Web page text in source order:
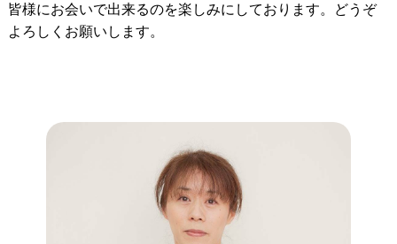
皆様にお会いで出来るのを楽しみにしております。どうぞ
よろしくお願いします。